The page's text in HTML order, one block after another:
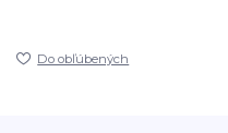
Do obľúbených